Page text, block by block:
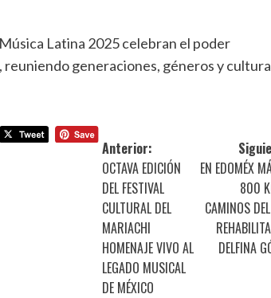
Latina 2025 celebran el poder
generaciones, géneros y
Anterior:
OCTAVA EDICIÓN
DEL FESTIVAL
CULTURAL DEL
MARIACHI
HOMENAJE VIVO AL
LEGADO MUSICAL
DE MÉXICO
EN EDOMÉX
800
CAMINOS
DELFINA